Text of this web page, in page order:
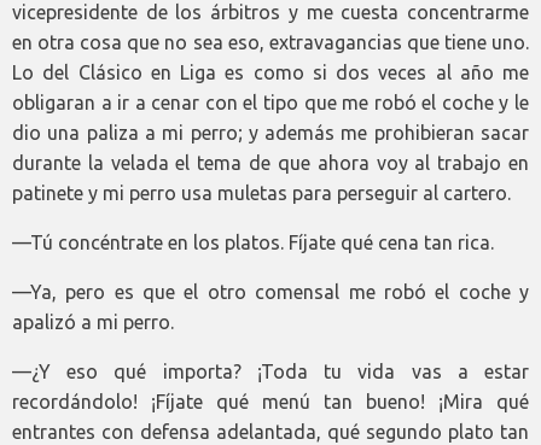
vicepresidente de los árbitros y me cuesta concentrarme
en otra cosa que no sea eso, extravagancias que tiene uno.
Lo del Clásico en Liga es como si dos veces al año me
obligaran a ir a cenar con el tipo que me robó el coche y le
dio una paliza a mi perro; y además me prohibieran sacar
durante la velada el tema de que ahora voy al trabajo en
patinete y mi perro usa muletas para perseguir al cartero.
—Tú concéntrate en los platos. Fíjate qué cena tan rica.
—Ya, pero es que el otro comensal me robó el coche y
apalizó a mi perro.
—¿Y eso qué importa? ¡Toda tu vida vas a estar
recordándolo! ¡Fíjate qué menú tan bueno! ¡Mira qué
entrantes con defensa adelantada, qué segundo plato tan